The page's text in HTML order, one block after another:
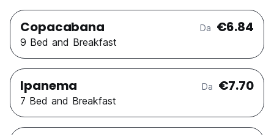
Copacabana Da €6.84
9 Bed and Breakfast
Ipanema Da €7.70
7 Bed and Breakfast